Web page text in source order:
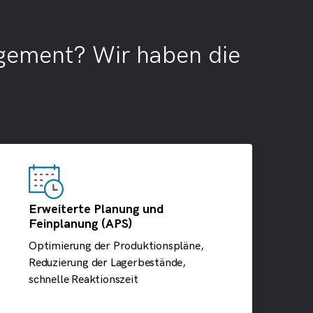
Wir haben die
Erweiterte Planung und
Feinplanung (APS)
Optimierung der Produktionspläne,
Reduzierung der Lagerbestände,
schnelle Reaktionszeit